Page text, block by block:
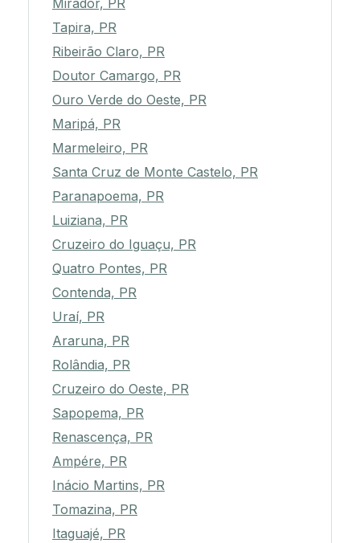
Mirador, PR
Tapira, PR
Ribeirão Claro, PR
Doutor Camargo, PR
Ouro Verde do Oeste, PR
Maripá, PR
Marmeleiro, PR
Santa Cruz de Monte Castelo, PR
Paranapoema, PR
Luiziana, PR
Cruzeiro do Iguaçu, PR
Quatro Pontes, PR
Contenda, PR
Uraí, PR
Araruna, PR
Rolândia, PR
Cruzeiro do Oeste, PR
Sapopema, PR
Renascença, PR
Ampére, PR
Inácio Martins, PR
Tomazina, PR
Itaguajé, PR